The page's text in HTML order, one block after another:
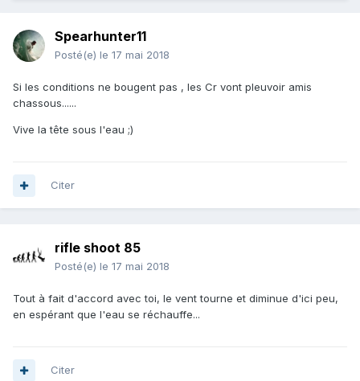
Spearhunter11
Posté(e) le 17 mai 2018
Si les conditions ne bougent pas , les Cr vont pleuvoir amis
chassous......
Vive la tête sous l'eau ;)
Citer
rifle shoot 85
Posté(e) le 17 mai 2018
Tout à fait d'accord avec toi, le vent tourne et diminue d'ici peu,
en espérant que l'eau se réchauffe...
Citer